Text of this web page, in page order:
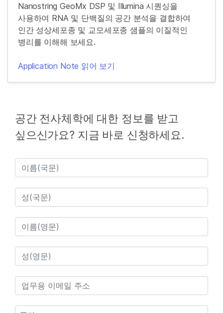
Nanostring GeoMx DSP 및 Illumina 시퀀싱을
사용하여 RNA 및 단백질의 공간 분석을 결합하여
인간 성상세포종 및 교모세포종 샘플의 이질적인
병리를 이해해 보세요.
Application Note 읽어 보기
공간 전사체학에 대한 정보를 받고
싶으신가요? 지금 바로 신청하세요.